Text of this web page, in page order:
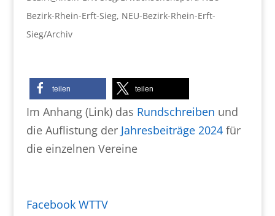
Bezirk-Rhein-Erft-Sieg, NEU-Bezirk-Rhein-Erft-
Sieg/Archiv
teilen teilen
Im Anhang (Link) das Rundschreiben und
die Auflistung der Jahresbeiträge 2024 für
die einzelnen Vereine
Facebook WTTV